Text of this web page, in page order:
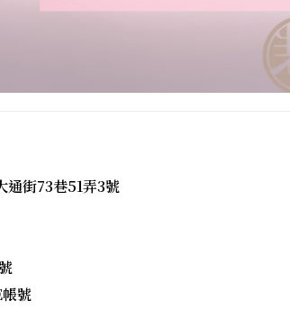
通街73巷51弄3號
號